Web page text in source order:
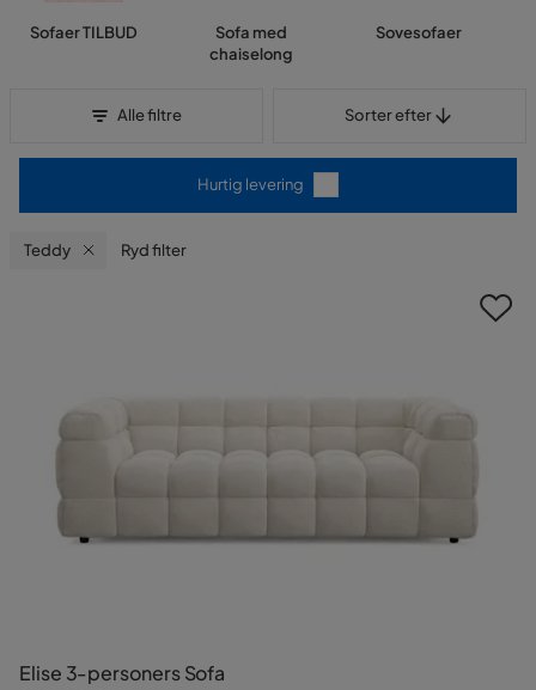
Sofaer TILBUD
Sofa med
chaiselong
Sovesofaer
Alle filtre Sorter efter
Hurtig levering
Teddy Ryd filter
Elise 3-personers Sofa